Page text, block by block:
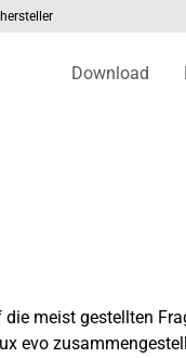
Download
meist gestellten
evo